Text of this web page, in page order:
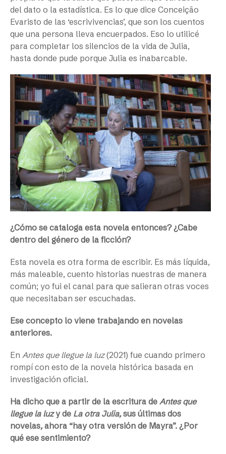
del dato o la estadística. Es lo que dice Conceição
Evaristo de las ‘escrivivencias’, que son los cuentos
que una persona lleva encuerpados. Eso lo utilicé
para completar los silencios de la vida de Julia,
hasta donde pude porque Julia es inabarcable.
¿Cómo se cataloga esta novela entonces? ¿Cabe
dentro del género de la ficción?
Esta novela es otra forma de escribir. Es más líquida,
más maleable, cuento historias nuestras de manera
común; yo fui el canal para que salieran otras voces
que necesitaban ser escuchadas.
Ese concepto lo viene trabajando en novelas
anteriores.
En Antes que llegue la luz(2021) fue cuando primero
rompí con esto de la novela histórica basada en
investigación oficial.
Ha dicho que a partir de la escritura de Antes que
llegue la luzy de La otra Julia,sus últimas dos
novelas,ahora “hay otra versión de Mayra”. ¿Por
qué ese sentimiento?